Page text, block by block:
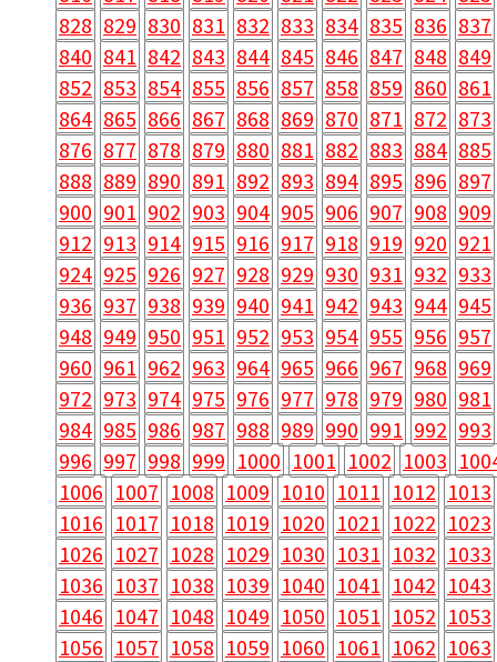
828 829 830 831 832 833 834 835 836 837
840 841 842 843 844 845 846 847 848 849
852 853 854 855 856 857 858 859 860 861
864 865 866 867 868 869 870 871 872 873
876 877 878 879 880 881 882 883 884 885
888 889 890 891 892 893 894 895 896 897
900 901 902 903 904 905 906 907 908 909
912 913 914 915 916 917 918 919 920 921
924 925 926 927 928 929 930 931 932 933
936 937 938 939 940 941 942 943 944 945
948 949 950 951 952 953 954 955 956 957
960 961 962 963 964 965 966 967 968 969
972 973 974 975 976 977 978 979 980 981
984 985 986 987 988 989 990 991 992 993
996 997 998 999 1000 1001 1002 1003
1006 1007 1008 1009 1010 1011 1012 1013
1016 1017 1018 1019 1020 1021 1022 1023
1026 1027 1028 1029 1030 1031 1032 1033
1036 1037 1038 1039 1040 1041 1042 1043
1046 1047 1048 1049 1050 1051 1052 1053
1056 1057 1058 1059 1060 1061 1062 1063